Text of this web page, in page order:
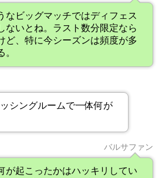
なビッグマッチではディフェス
ないとね。ラスト数分限定なら
ど、特に今シーズンは頻度が多
シングルームで一体何が
バルサファン
が起こったかはハッキリしてい